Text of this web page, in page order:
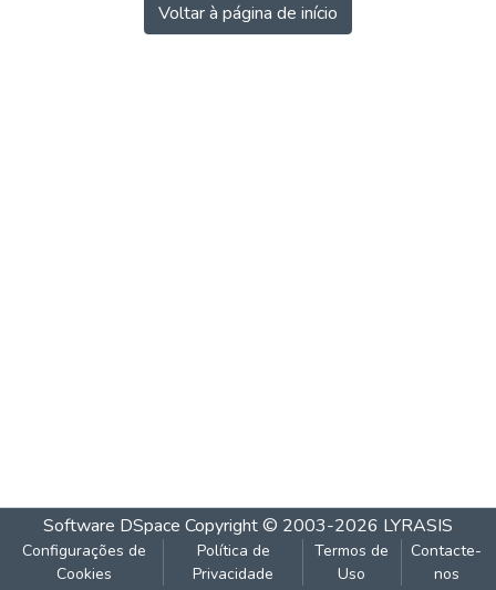
Voltar à página de início
Software DSpace Copyright © 2003-2026 LYRASIS
Configurações de
Cookies
Política de
Privacidade
Termos de
Uso
Contacte-
nos